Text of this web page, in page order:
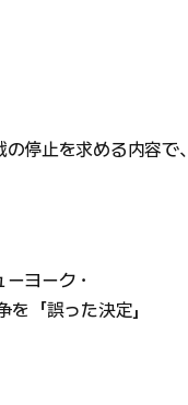
停止を求める内容で、
ヨーク・
「誤った決定」